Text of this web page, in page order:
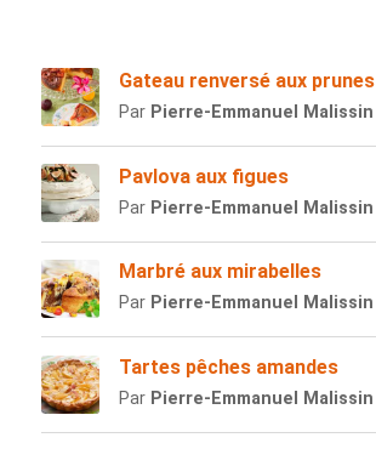
Gateau renversé aux prunes
Par Pierre-Emmanuel Malissin
Pavlova aux figues
Par Pierre-Emmanuel Malissin
Marbré aux mirabelles
Par Pierre-Emmanuel Malissin
Tartes pêches amandes
Par Pierre-Emmanuel Malissin